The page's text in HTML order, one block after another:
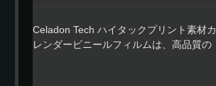
Celadon Tech ハイタックプリント素材カ
レンダービニールフィルムは、高品質の